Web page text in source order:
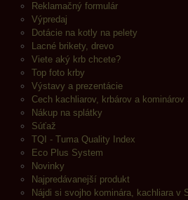
Reklamačný formulár
Výpredaj
Dotácie na kotly na pelety
Lacné brikety, drevo
Viete aký krb chcete?
Top foto krby
Výstavy a prezentácie
Cech kachliarov, krbárov a kominárov
Nákup na splátky
Súťaž
TQI - Tuma Quality Index
Eco Plus System
Novinky
Najpredávanejší produkt
Nájdi si svojho kominára, kachliara v